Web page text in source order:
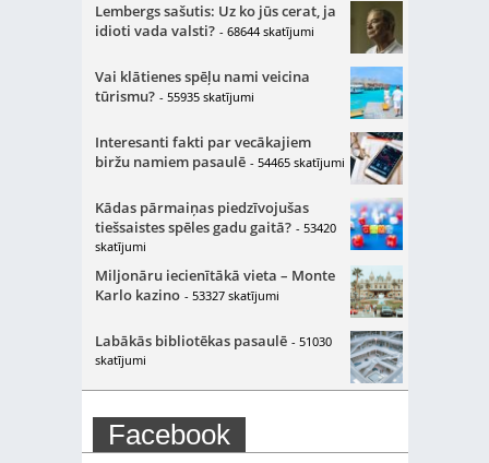
Lembergs sašutis: Uz ko jūs cerat, ja
idioti vada valsti? - 68644 skatījumi
Vai klātienes spēļu nami veicina
tūrismu? - 55935 skatījumi
Interesanti fakti par vecākajiem
biržu namiem pasaulē - 54465 skatījumi
Kādas pārmaiņas piedzīvojušas
tiešsaistes spēles gadu gaitā? - 53420
skatījumi
Miljonāru iecienītākā vieta – Monte
Karlo kazino - 53327 skatījumi
Labākās bibliotēkas pasaulē - 51030
skatījumi
Facebook